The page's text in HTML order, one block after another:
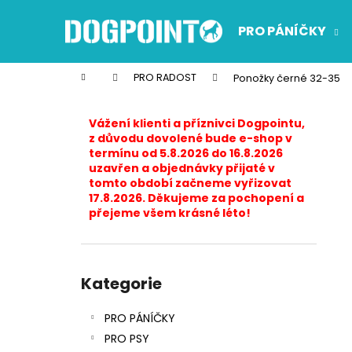
PRO PÁNÍČKY
Domů PRO RADOST Ponožky černé 32-35
Vážení klienti a příznivci Dogpointu,
z důvodu dovolené bude e-shop v
termínu od 5.8.2026 do 16.8.2026
uzavřen a objednávky přijaté v
tomto období začneme vyřizovat
17.8.2026. Děkujeme za pochopení a
přejeme všem krásné léto!
kategorie
Kategorie
PRO PÁNÍČKY
PRO PSY
í
Zpět
do
Zpět
do